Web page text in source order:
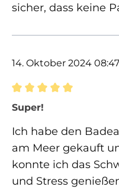
sicher, dass keine
14. Oktober 2024 08:47
Bewertung mit 5
Super!
Ich habe den
am Meer gekauft
konnte ich das
und Stress